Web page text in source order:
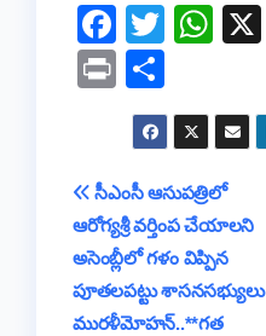
F
a
c
e
b
o
o
k
T
er
W
s
A
p
p
Pr
in h
ar
e
Post
navigation
సీఎంసీ ఆసుపత్రిలో
ఆరోగ్యశ్రీ వర్తింప చేయాలని
అసెంబ్లీలో గళం విప్పిన
పూతలపట్టు శాసనసభ్యులు
మురళీమోహన్..**గత